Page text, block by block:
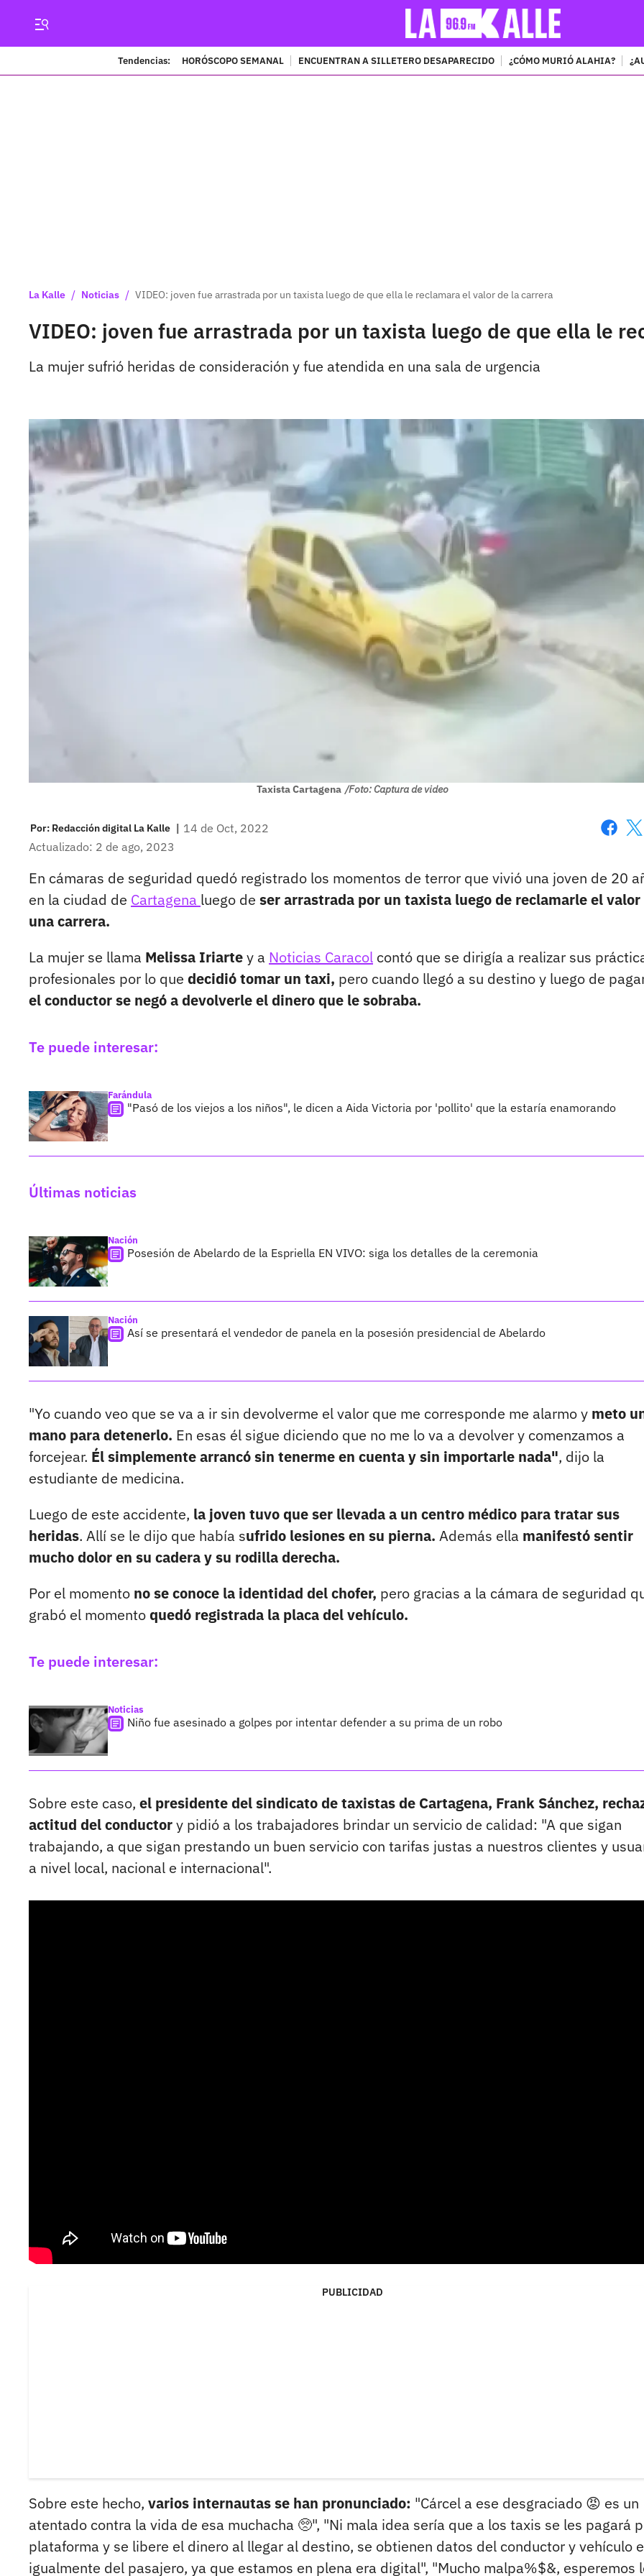
Tendencias: HORÓSCOPO SEMANAL ENCUENTRAN A SILLETERO DESAPARECIDO ¿CÓMO MURIÓ ALAHIA?
La Kalle / Noticias / VIDEO: joven fue arrastrada por un taxista luego de que ella le reclamara el valor de la carrera
VIDEO: joven fue arrastrada por un taxista luego de que ella le
La mujer sufrió heridas de consideración y fue atendida en una sala de urgencia
Taxista Cartagena /Foto: Captura de video
Por: Redacción digital La Kalle | 14 de Oct, 2022
Actualizado: 2 de ago, 2023
En cámaras de seguridad quedó registrado los momentos de terror que vivió una joven de 20
en la ciudad de Cartagena luego de ser arrastrada por un taxista luego de reclamarle el valor
una carrera.
La mujer se llama Melissa Iriartey a Noticias Caracol contó que se dirigía a realizar sus
profesionales por lo que decidió tomar un taxi, pero cuando llegó a su destino y luego de
el conductor se negó a devolverle el dinero que le sobraba.
Te puede interesar:
Farándula
"Pasó de los viejos a los niños", le dicen a Aida Victoria por 'pollito' que la estaría enamorando
Últimas noticias
Nación
Posesión de Abelardo de la Espriella EN VIVO: siga los detalles de la ceremonia
Nación
Así se presentará el vendedor de panela en la posesión presidencial de Abelardo
"Yo cuando veo que se va a ir sin devolverme el valor que me corresponde me alarmo y meto
mano para detenerlo. En esas él sigue diciendo que no me lo va a devolver y comenzamos a
forcejear. Él simplemente arrancó sin tenerme en cuenta y sin importarle nada", dijo la
estudiante de medicina.
Luego de este accidente, la joven tuvo que ser llevada a un centro médico para tratar sus
heridas. Allí se le dijo que había sufrido lesiones en su pierna. Además ella manifestó sentir
mucho dolor en su cadera y su rodilla derecha.
Por el momento no se conoce la identidad del chofer, pero gracias a la cámara de seguridad
grabó el momentoquedó registrada la placa del vehículo.
Te puede interesar:
Noticias
Niño fue asesinado a golpes por intentar defender a su prima de un robo
Sobre este caso, el presidente del sindicato de taxistas de Cartagena, Frank Sánchez,
actitud del conductory pidió a los trabajadores brindar un servicio de calidad: "A que sigan
trabajando, a que sigan prestando un buen servicio con tarifas justas a nuestros clientes y
a nivel local, nacional e internacional".
PUBLICIDAD
Sobre este hecho, varios internautas se han pronunciado: "Cárcel a ese desgraciado 😡 es un
atentado contra la vida de esa muchacha 🥺", "Ni mala idea sería que a los taxis se les pagará
plataforma y se libere el dinero al llegar al destino, se obtienen datos del conductor y vehículo e
igualmente del pasajero, ya que estamos en plena era digital", "Mucho malpa%$&, esperemos